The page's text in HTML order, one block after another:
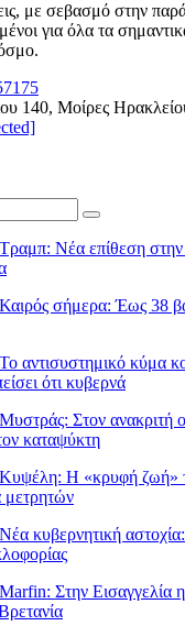
με σεβασμό στην
για όλα τα
140, Μοίρες
Τραμπ: Νέα επίθεση στην
Καιρός σήμερα: Έως 38
Το αντισυστημικό κύμα
ότι κυβερνά
Μυστράς: Στον ανακριτή
καταψύκτη
Κυψέλη: Η «κρυφή ζωή»
μετρητών
Νέα κυβερνητική
Marfin: Στην Εισαγγελία